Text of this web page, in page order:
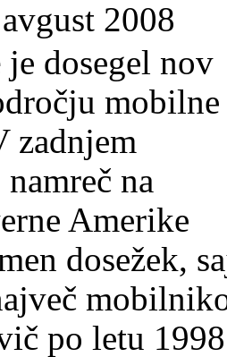
2008
je dosegel nov
mobilne
zadnjem
na
Amerike
dosežek,
po letu